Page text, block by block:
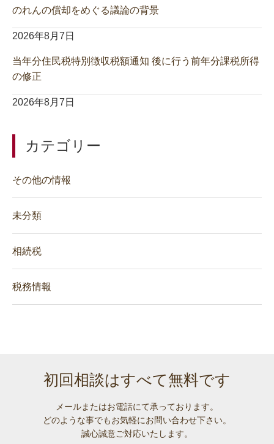
のれんの償却をめぐる議論の背景
2026年8月7日
当年分住民税特別徴収税額通知 後に行う前年分課税所得
の修正
2026年8月7日
カテゴリー
その他の情報
未分類
相続税
税務情報
初回相談はすべて無料です
メールまたはお電話にて承っております。
どのような事でもお気軽にお問い合わせ下さい。
誠心誠意ご対応いたします。